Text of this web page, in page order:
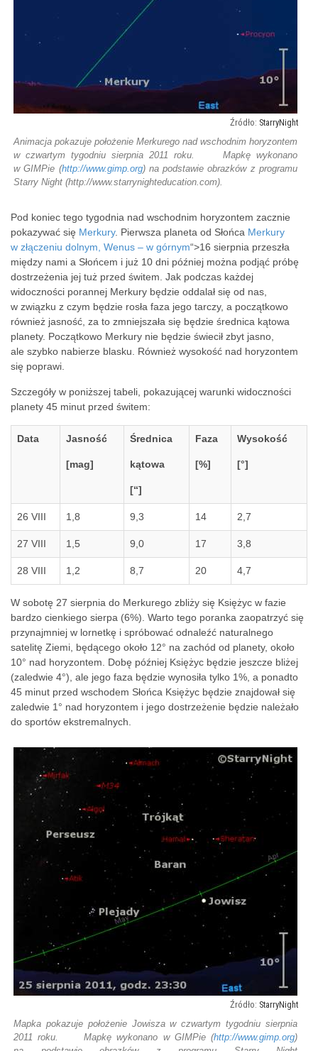
StarryNight
Animacja pokazuje położenie Merkurego nad wschodnim horyzontem
w czwartym tygodniu sierpnia 2011 roku. Mapkę wykonano
w GIMPie (http://www.gimp.org) na podstawie obrazków z programu
Starry Night (http://www.starrynighteducation.com).
Pod koniec tego tygodnia nad wschodnim horyzontem zacznie
pokazywać się Merkury. Pierwsza planeta od Słońca Merkury
w złączeniu dolnym, Wenus – w górnym“>16 sierpnia przeszła
między nami a Słońcem i już 10 dni później można podjąć próbę
dostrzeżenia jej tuż przed świtem. Jak podczas każdej
widoczności porannej Merkury będzie oddalał się od nas,
w związku z czym będzie rosła faza jego tarczy, a początkowo
również jasność, za to zmniejszała się będzie średnica kątowa
planety. Początkowo Merkury nie będzie świecił zbyt jasno,
ale szybko nabierze blasku. Również wysokość nad horyzontem
się poprawi.
Szczegóły w poniższej tabeli, pokazującej warunki widoczności
planety 45 minut przed świtem:
Data Jasność
[mag]
Średnica
kątowa
[“]
Faza
[%]
Wysokość
[°]
26 VIII 1,8 9,3 14 2,7
27 VIII 1,5 9,0 17 3,8
28 VIII 1,2 8,7 20 4,7
W sobotę 27 sierpnia do Merkurego zbliży się Księżyc w fazie
bardzo cienkiego sierpa (6%). Warto tego poranka zaopatrzyć się
przynajmniej w lornetkę i spróbować odnaleźć naturalnego
satelitę Ziemi, będącego około 12° na zachód od planety, około
10° nad horyzontem. Dobę później Księżyc będzie jeszcze bliżej
(zaledwie 4°), ale jego faza będzie wynosiła tylko 1%, a ponadto
45 minut przed wschodem Słońca Księżyc będzie znajdował się
zaledwie 1° nad horyzontem i jego dostrzeżenie będzie należało
do sportów ekstremalnych.
StarryNight
Mapka pokazuje położenie Jowisza w czwartym tygodniu sierpnia
2011 roku. Mapkę wykonano w GIMPie (http://www.gimp.org)